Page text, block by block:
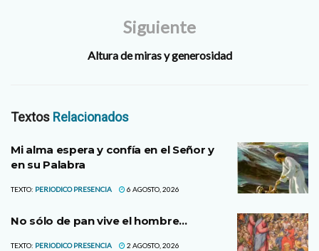
Siguiente
Altura de miras y generosidad
Textos Relacionados
Mi alma espera y confía en el Señor y
en su Palabra
TEXTO: PERIODICO PRESENCIA 6 AGOSTO, 2026
No sólo de pan vive el hombre…
TEXTO: PERIODICO PRESENCIA 2 AGOSTO, 2026